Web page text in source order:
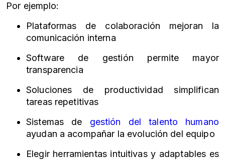
Por ejemplo:
Plataformas de colaboración mejoran la
comunicación interna
Software de gestión permite mayor
transparencia
Soluciones de productividad simplifican
tareas repetitivas
Sistemas de gestión del talento humano
ayudan a acompañar la evolución del equipo
Elegir herramientas intuitivas y adaptables es